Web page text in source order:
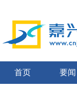
首页 要闻